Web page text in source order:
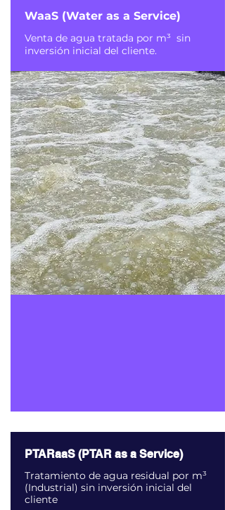
WaaS (Water as a Service)
Venta de agua tratada por m³ sin
inversión inicial del cliente.
PTARaaS (PTAR as a Service)
Tratamiento de agua residual por m³
(Industrial) sin inversión inicial del
cliente